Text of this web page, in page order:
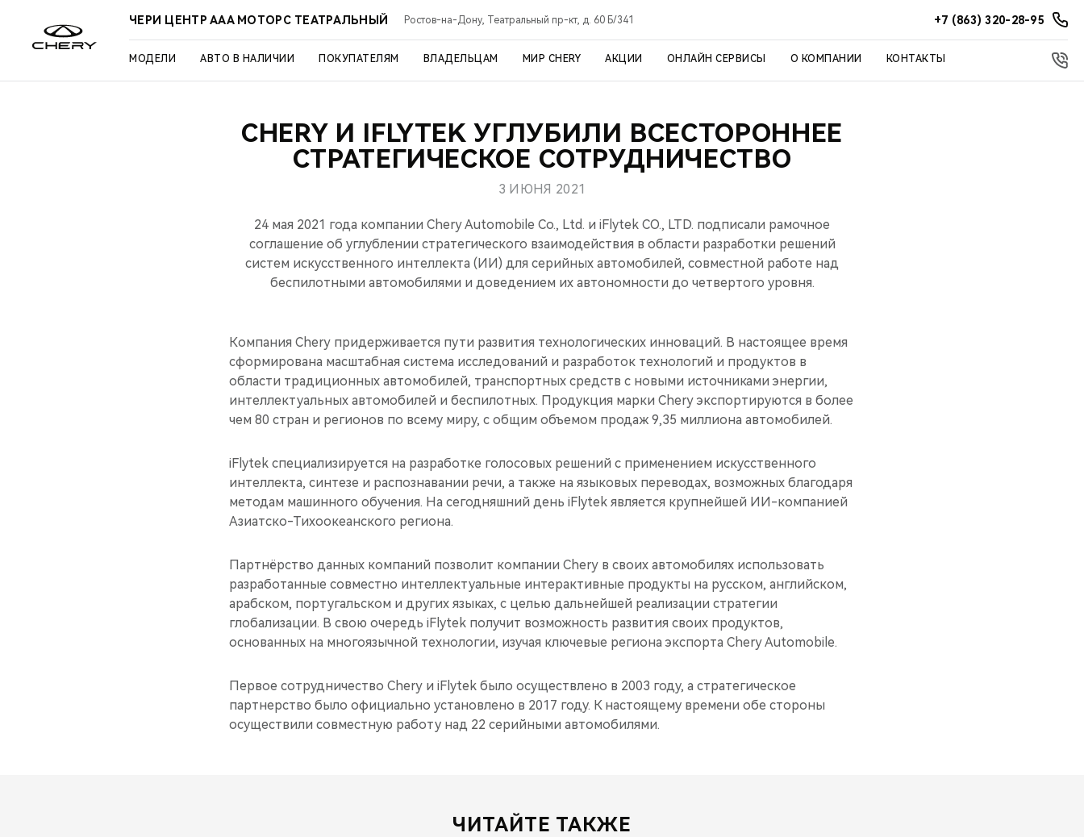
ЧЕРИ ЦЕНТР ААА МОТОРС ТЕАТРАЛЬНЫЙ Ростов-на-Дону, Театральный пр-кт, д. 60 Б/341 +7 (863) 320-28-95
МОДЕЛИ АВТО В НАЛИЧИИ ПОКУПАТЕЛЯМ ВЛАДЕЛЬЦАМ МИР CHERY АКЦИИ ОНЛАЙН СЕРВИСЫ О КОМПАНИИ КОНТАКТЫ
CHERY И IFLYTEK УГЛУБИЛИ ВСЕСТОРОННЕЕ
СТРАТЕГИЧЕСКОЕ СОТРУДНИЧЕСТВО
3 ИЮНЯ 2021
24 мая 2021 года компании Chery Automobile Co., Ltd. и iFlytek CO., LTD. подписали рамочное
соглашение об углублении стратегического взаимодействия в области разработки решений
систем искусственного интеллекта (ИИ) для серийных автомобилей, совместной работе над
беспилотными автомобилями и доведением их автономности до четвертого уровня.
Компания Chery придерживается пути развития технологических инноваций. В настоящее время
сформирована масштабная система исследований и разработок технологий и продуктов в
области традиционных автомобилей, транспортных средств с новыми источниками энергии,
интеллектуальных автомобилей и беспилотных. Продукция марки Chery экспортируются в более
чем 80 стран и регионов по всему миру, с общим объемом продаж 9,35 миллиона автомобилей.
iFlytek специализируется на разработке голосовых решений с применением искусственного
интеллекта, синтезе и распознавании речи, а также на языковых переводах, возможных благодаря
методам машинного обучения. На сегодняшний день iFlytek является крупнейшей ИИ-компанией
Азиатско-Тихоокеанского региона.
Партнёрство данных компаний позволит компании Chery в своих автомобилях использовать
разработанные совместно интеллектуальные интерактивные продукты на русском, английском,
арабском, португальском и других языках, с целью дальнейшей реализации стратегии
глобализации. В свою очередь iFlytek получит возможность развития своих продуктов,
основанных на многоязычной технологии, изучая ключевые региона экспорта Chery Automobile.
Первое сотрудничество Chery и iFlytek было осуществлено в 2003 году, а стратегическое
партнерство было официально установлено в 2017 году. К настоящему времени обе стороны
осуществили совместную работу над 22 серийными автомобилями.
ЧИТАЙТЕ ТАКЖЕ